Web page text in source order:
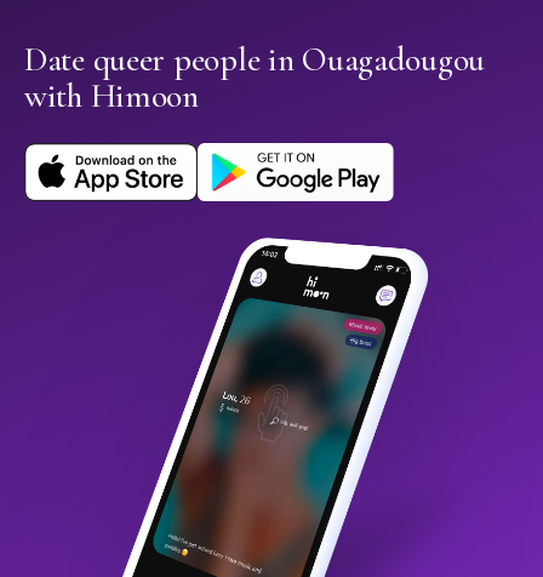
Date queer people in Ouagadougou
with Himoon